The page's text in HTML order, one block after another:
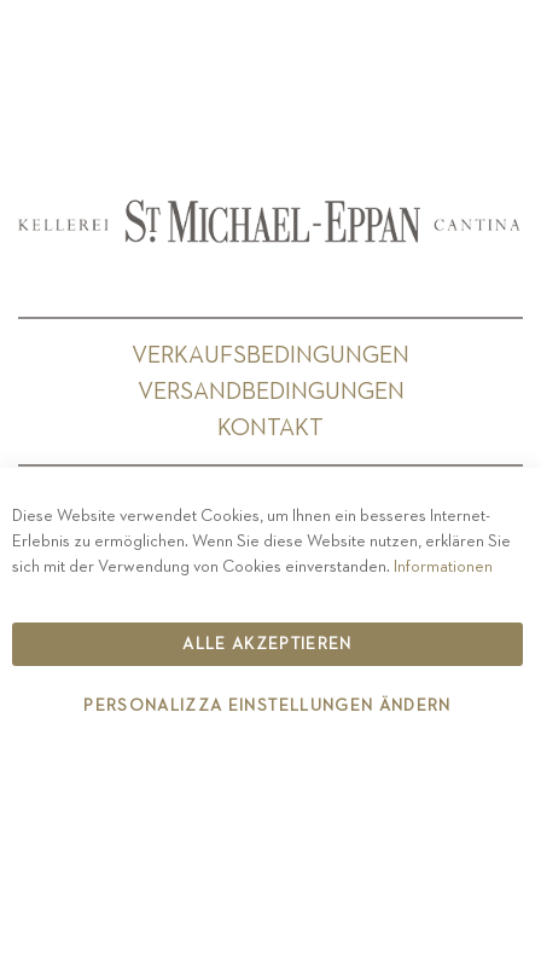
VERKAUFSBEDINGUNGEN
VERSANDBEDINGUNGEN
KONTAKT
PRIVACY-IMPRESSUM- COOKIE POLICY-
ETHISCHER KODEX
IT00126670215
Diese Website verwendet Cookies, um Ihnen ein besseres Internet-
Erlebnis zu ermöglichen. Wenn Sie diese Website nutzen, erklären Sie
sich mit der Verwendung von Cookies einverstanden. Informationen
ALLE AKZEPTIEREN
PERSONALIZZA EINSTELLUNGEN ÄNDERN